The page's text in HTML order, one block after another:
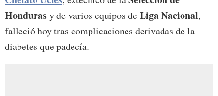
Hondurasy de varios equipos deLiga Nacional,
falleció hoy tras complicaciones derivadas de la
diabetes que padecía.